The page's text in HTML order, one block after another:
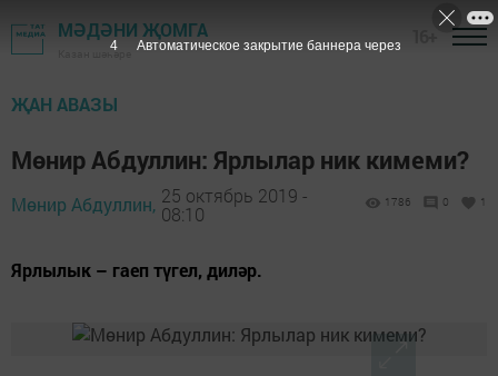
МӘДӘНИ ҖОМГА
Казан шәһәре
ҖАН АВАЗЫ
Мөнир Абдуллин: Ярлылар ник кимеми?
Мөнир Абдуллин, 25 октябрь 2019 -
08:10
1786 0 1
Ярлылык – гаеп түгел, диләр.
4 Автоматическое закрытие баннера через